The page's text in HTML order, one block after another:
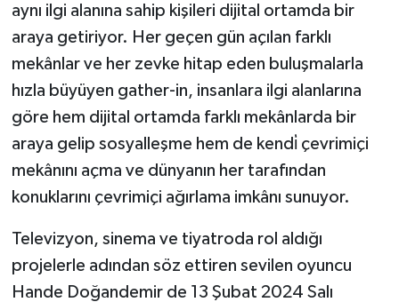
aynı ilgi alanına sahip kişileri dijital ortamda bir
araya getiriyor. Her geçen gün açılan farklı
mekânlar ve her zevke hitap eden buluşmalarla
hızla büyüyen gather-in, insanlara ilgi alanlarına
göre hem dijital ortamda farklı mekânlarda bir
araya gelip sosyalleşme hem de kendi̇ çevrimiçi
mekânını açma ve dünyanın her tarafından
konuklarını çevrimiçi ağırlama imkânı sunuyor.
Televizyon, sinema ve tiyatroda rol aldığı
projelerle adından söz ettiren sevilen oyuncu
Hande Doğandemir de 13 Şubat 2024 Salı